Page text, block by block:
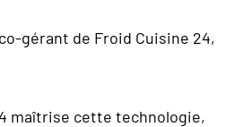
gérant de Froid Cuisine 24,
maîtrise cette technologie,